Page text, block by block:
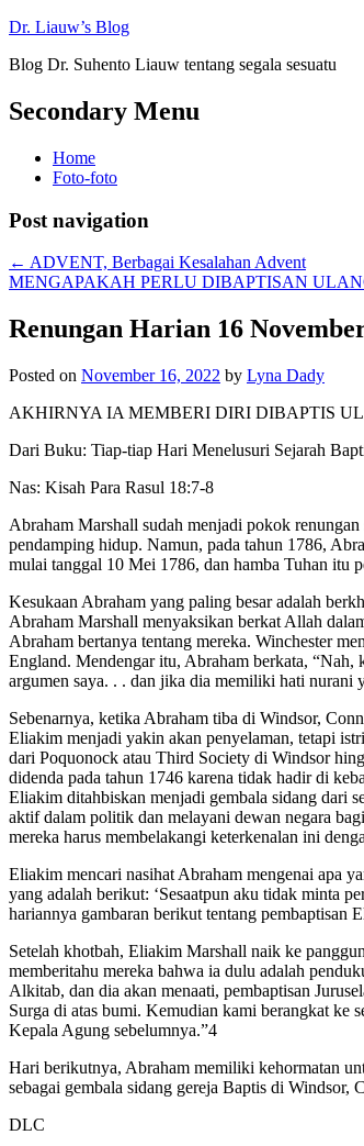
Dr. Liauw’s Blog
Blog Dr. Suhento Liauw tentang segala sesuatu
Secondary Menu
Home
Foto-foto
Post navigation
← ADVENT, Berbagai Kesalahan Advent
MENGAPAKAH PERLU DIBAPTISAN
Renungan Harian 16
Posted on November 16, 2022 by Lyna Dady
AKHIRNYA IA MEMBERI DIRI DIBAPTIS
Dari Buku: Tiap-tiap Hari Menelusuri Sejarah
Nas: Kisah Para Rasul 18:7-8
Abraham Marshall sudah menjadi pokok
pendamping hidup. Namun, pada tahun 1786,
mulai tanggal 10 Mei 1786, dan hamba Tuhan itu
Kesukaan Abraham yang paling besar adalah
Abraham Marshall menyaksikan berkat Allah
Abraham bertanya tentang mereka. Winchester
England. Mendengar itu, Abraham berkata, “Nah,
argumen saya. . . dan jika dia memiliki hati nurani
Sebenarnya, ketika Abraham tiba di Windsor,
Eliakim menjadi yakin akan penyelaman, tetapi
dari Poquonock atau Third Society di Windsor
didenda pada tahun 1746 karena tidak hadir di
Eliakim ditahbiskan menjadi gembala sidang dari
aktif dalam politik dan melayani dewan negara
mereka harus membelakangi keterkenalan ini
Eliakim mencari nasihat Abraham mengenai apa
yang adalah berikut: ‘Sesaatpun aku tidak minta
hariannya gambaran berikut tentang pembaptisan
Setelah khotbah, Eliakim Marshall naik ke
memberitahu mereka bahwa ia dulu adalah
Alkitab, dan dia akan menaati, pembaptisan
Surga di atas bumi. Kemudian kami berangkat ke
Kepala Agung sebelumnya.”4
Hari berikutnya, Abraham memiliki kehormatan
sebagai gembala sidang gereja Baptis di Windsor,
DLC